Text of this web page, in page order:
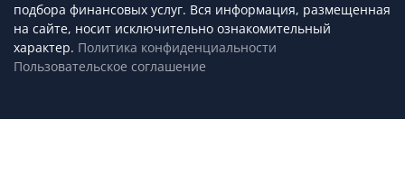
подбора финансовых услуг. Вся информация, размещенная
на сайте, носит исключительно ознакомительный
характер. Политика конфиденциальности
Пользовательское соглашение